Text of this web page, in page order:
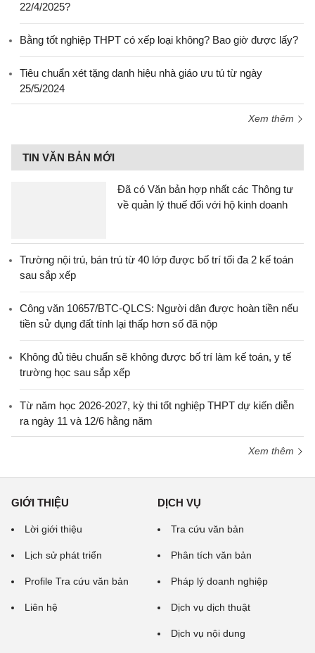
22/4/2025?
Bằng tốt nghiệp THPT có xếp loại không? Bao giờ được lấy?
Tiêu chuẩn xét tặng danh hiệu nhà giáo ưu tú từ ngày
25/5/2024
Xem thêm
TIN VĂN BẢN MỚI
Đã có Văn bản hợp nhất các Thông tư
về quản lý thuế đối với hộ kinh doanh
Trường nội trú, bán trú từ 40 lớp được bố trí tối đa 2 kế toán
sau sắp xếp
Công văn 10657/BTC-QLCS: Người dân được hoàn tiền nếu
tiền sử dụng đất tính lại thấp hơn số đã nộp
Không đủ tiêu chuẩn sẽ không được bố trí làm kế toán, y tế
trường học sau sắp xếp
Từ năm học 2026-2027, kỳ thi tốt nghiệp THPT dự kiến diễn
ra ngày 11 và 12/6 hằng năm
Xem thêm
GIỚI THIỆU
Lời giới thiệu
Lịch sử phát triển
Profile Tra cứu văn bản
Liên hệ
DỊCH VỤ
Tra cứu văn bản
Phân tích văn bản
Pháp lý doanh nghiệp
Dịch vụ dịch thuật
Dịch vụ nội dung